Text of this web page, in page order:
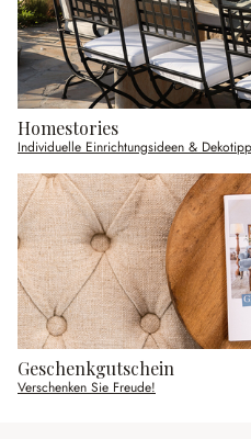
Homestories
Individuelle Einrichtungsideen &
Geschenkgutschein
Verschenken Sie Freude!